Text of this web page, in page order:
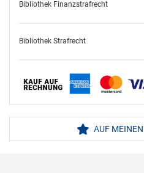
Bibliothek Finanzstrafrecht
Bibliothek Strafrecht
AUF